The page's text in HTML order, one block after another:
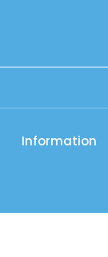
Information